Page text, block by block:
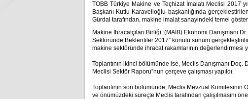
TOBB Türkiye Makine ve Teçhizat İmalatı Meclisi 2017
Başkanı Kutlu Karavelioğlu başkanlığında
Gürdal tarafından, makine imalat sanayindeki temel
Makine İhracatçıları Birliği (MAİB) Ekonomi Danışmanı
Sektöründe Beklentiler 2017” konulu sunum
makine sektöründe ihracat rakamlarının değerlendirmesi
Toplantının ikinci bölümünde ise, Meclis Danışmanı Doç.
Meclisi Sektör Raporu”nun çerçeve çalışması yapıldı.
Toplantının son bölümünde, Meclis Mevzuat Komitesinin
ve önümüzdeki süreçte Meclis tarafından çalışılmasını